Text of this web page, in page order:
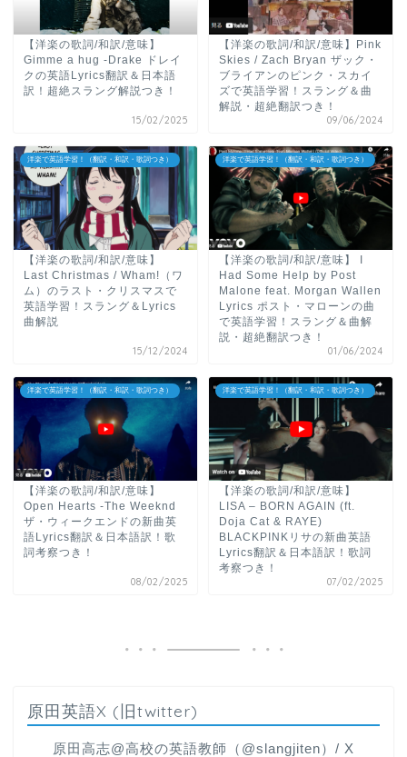
【洋楽の歌詞/和訳/意味】
Gimme a hug -Drake ドレイ
クの英語Lyrics翻訳＆日本語
訳！超絶スラング解説つき！
15/02/2025
【洋楽の歌詞/和訳/意味】Pink
Skies / Zach Bryan ザック・
ブライアンのピンク・スカイ
ズで英語学習！スラング＆曲
解説・超絶翻訳つき！
09/06/2024
洋楽で英語学習！（翻訳・和訳・歌詞つき）
【洋楽の歌詞/和訳/意味】
Last Christmas / Wham!（ワ
ム）のラスト・クリスマスで
英語学習！スラング＆Lyrics
曲解説
15/12/2024
洋楽で英語学習！（翻訳・和訳・歌詞つき）
【洋楽の歌詞/和訳/意味】 I
Had Some Help by Post
Malone feat. Morgan Wallen
Lyrics ポスト・マローンの曲
で英語学習！スラング＆曲解
説・超絶翻訳つき！
01/06/2024
洋楽で英語学習！（翻訳・和訳・歌詞つき）
【洋楽の歌詞/和訳/意味】
Open Hearts -The Weeknd
ザ・ウィークエンドの新曲英
語Lyrics翻訳＆日本語訳！歌
詞考察つき！
08/02/2025
洋楽で英語学習！（翻訳・和訳・歌詞つき）
【洋楽の歌詞/和訳/意味】
LISA – BORN AGAIN (ft.
Doja Cat & RAYE)
BLACKPINKリサの新曲英語
Lyrics翻訳＆日本語訳！歌詞
考察つき！
07/02/2025
原田英語X (旧twitter)
原田高志@高校の英語教師（@slangjiten）/ X